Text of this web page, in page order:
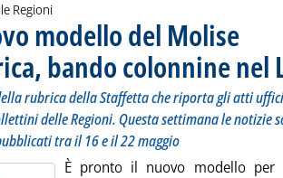
Regioni
modello del Molise
bando colonnine nel
rubrica della Staffetta che riporta gli atti
delle Regioni. Questa settimana le notizie
tra il 16 e il 22 maggio
È pronto il nuovo modello per